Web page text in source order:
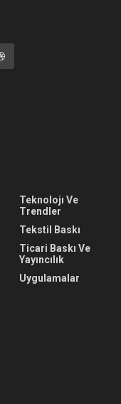
Teknolojı Ve
Trendler
Tekstil Baskı
Ticari Baskı Ve
Yayıncılık
Uygulamalar